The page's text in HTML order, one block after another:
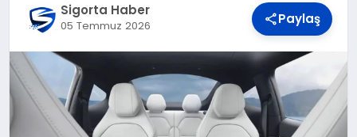
DÜNYA
BILIM VE TEKNOLOJI
Sigorta Haber
05 Temmuz 2026 Paylaş